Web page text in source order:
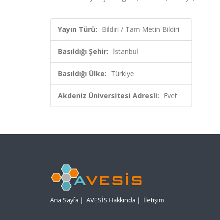
Yayın Türü: Bildiri / Tam Metin Bildiri
Basıldığı Şehir: İstanbul
Basıldığı Ülke: Türkiye
Akdeniz Üniversitesi Adresli: Evet
Ana Sayfa | AVESİS Hakkında | İletişim